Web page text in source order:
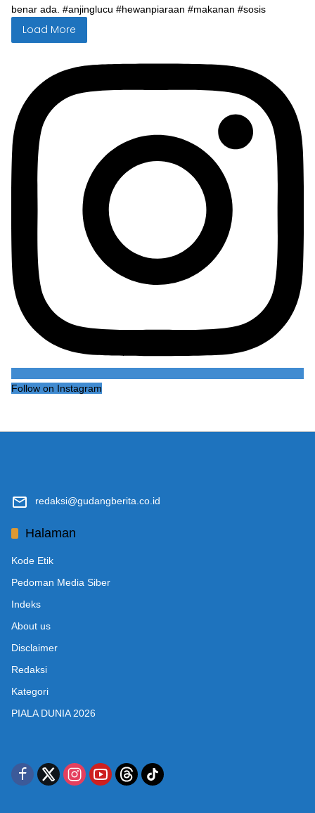
Load More
Follow on Instagram
redaksi@gudangberita.co.id
Halaman
Kode Etik
Pedoman Media Siber
Indeks
About us
Disclaimer
Redaksi
Kategori
PIALA DUNIA 2026